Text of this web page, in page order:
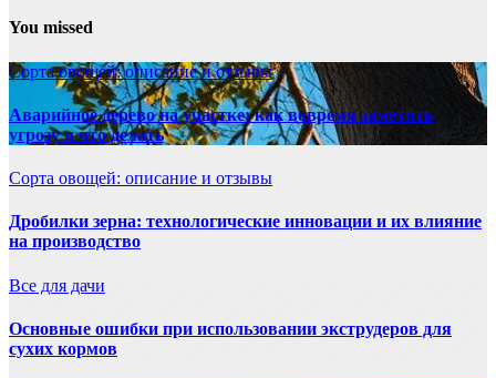
You missed
Сорта овощей: описание и отзывы
Аварийное дерево на участке: как вовремя заметить
угрозу и что делать
Сорта овощей: описание и отзывы
Дробилки зерна: технологические инновации и их влияние
на производство
Все для дачи
Основные ошибки при использовании экструдеров для
сухих кормов